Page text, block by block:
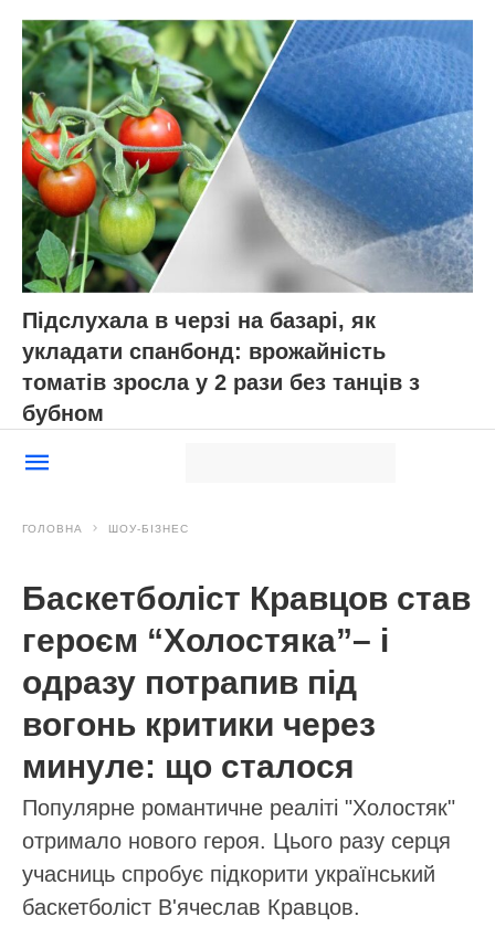
Підслухала в черзі на базарі, як
укладати спанбонд: врожайність
томатів зросла у 2 рази без танців з
бубном